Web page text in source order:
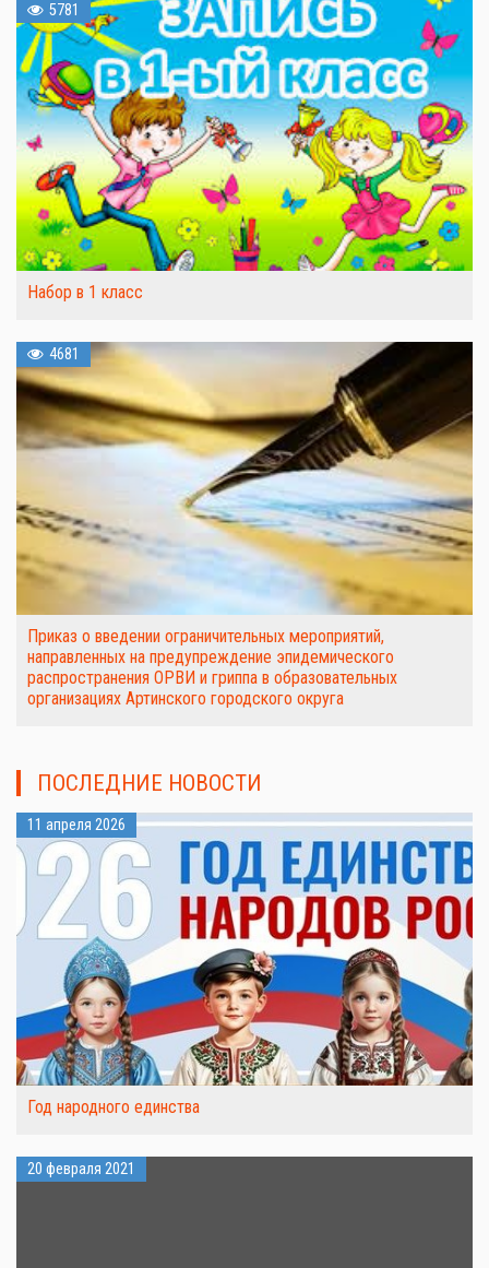
5781
Набор в 1 класс
4681
Приказ о введении ограничительных мероприятий,
направленных на предупреждение эпидемического
распространения ОРВИ и гриппа в образовательных
организациях Артинского городского округа
ПОСЛЕДНИЕ НОВОСТИ
11 апреля 2026
Год народного единства
20 февраля 2021